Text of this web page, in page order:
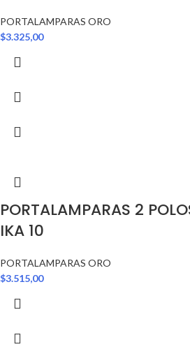
PORTALAMPARAS ORO
$3.325,00
PORTALAMPARAS 2
IKA 10
PORTALAMPARAS ORO
$3.515,00